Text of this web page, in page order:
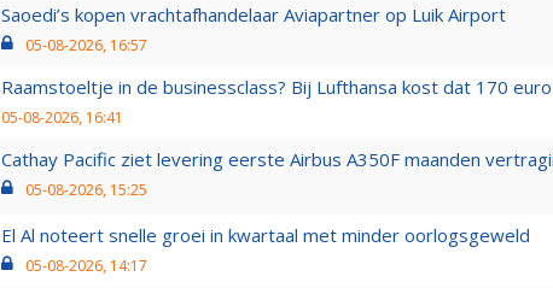
Saoedi’s kopen vrachtafhandelaar Aviapartner op Luik Airport
05-08-2026, 16:57
Raamstoeltje in de businessclass? Bij Lufthansa kost dat 170
05-08-2026, 16:41
Cathay Pacific ziet levering eerste Airbus A350F maanden
05-08-2026, 15:25
El Al noteert snelle groei in kwartaal met minder oorlogsgeweld
05-08-2026, 14:17